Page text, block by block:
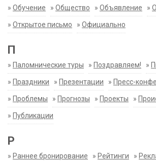
» Обучение » Общество » Объявление »
» Открытое письмо » Официально
П
» Паломнические туры » Поздравляем! »
» Праздники » Презентации » Пресс-
» Проблемы » Прогнозы » Проекты »
» Публикации
Р
» Раннее бронирование » Рейтинги »